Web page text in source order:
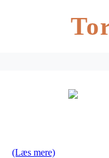
(Læs mere)